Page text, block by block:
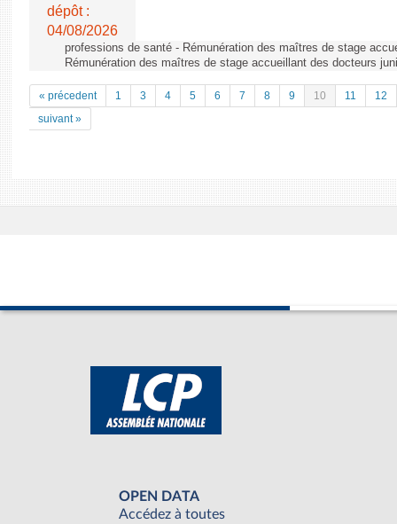
dépôt :
04/08/2026
professions de santé - Rémunération des maîtres de stage
Rémunération des maîtres de stage accueillant des docteurs
« précedent 1 3 4 5 6 7 8 9 10 11
12
suivant »
OPEN DATA
Accédez à toutes